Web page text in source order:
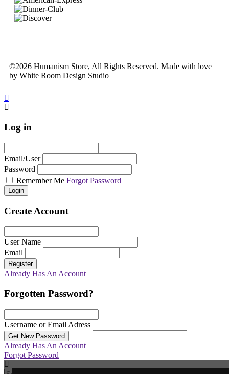
©2026 Humanism Store, All Rights Reserved. Made with love
by White Room Design Studio
Log in
Email/User
Password
Remember Me Forgot Password
Login
Create Account
User Name
Email
Register
Already Has An Account
Forgotten Password?
Username or Email Adress
Get New Password
Already Has An Account
Forgot Password